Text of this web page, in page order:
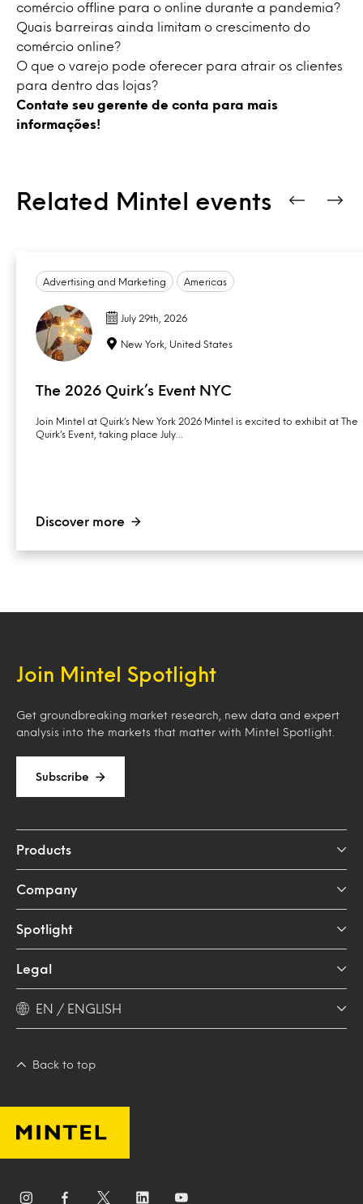
comércio offline para o online durante a pandemia?
Quais barreiras ainda limitam o crescimento do
comércio online?
O que o varejo pode oferecer para atrair os clientes
para dentro das lojas?
Contate seu gerente de conta para mais
informações!
Related Mintel events
Advertising and Marketing Americas
July 29th, 2026
New York, United States
The 2026 Quirk’s Event NYC
Join Mintel at Quirk’s New York 2026 Mintel is excited to exhibit at The
Quirk’s Event, taking place July…
Discover more
Join Mintel Spotlight
Get groundbreaking market research, new data and expert
analysis into the markets that matter with Mintel Spotlight.
Subscribe
Products
Company
Spotlight
Legal
EN / ENGLISH
Back to top